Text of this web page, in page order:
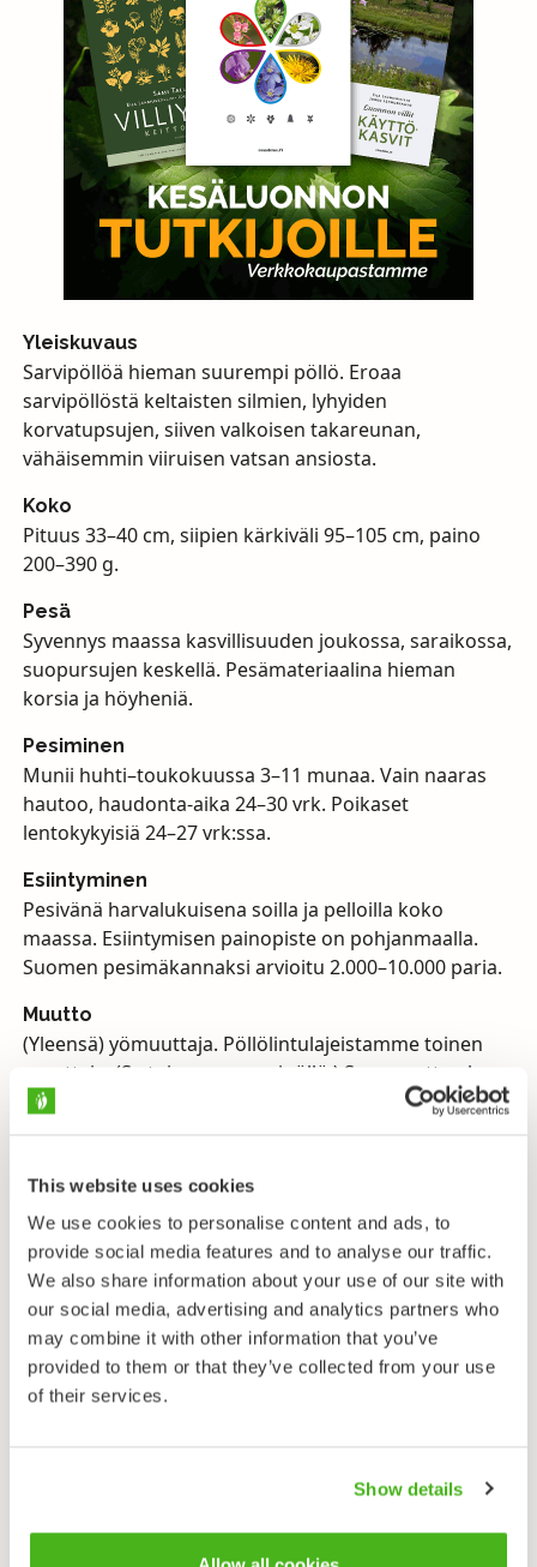
This website uses cookies
We use cookies to personalise content and ads, to
provide social media features and to analyse our traffic.
We also share information about your use of our site with
our social media, advertising and analytics partners who
may combine it with other information that you’ve
provided to them or that they’ve collected from your use
of their services.
Show details
Yleiskuvaus
Sarvipöllöä hieman suurempi pöllö. Eroaa
sarvipöllöstä keltaisten silmien, lyhyiden
korvatupsujen, siiven valkoisen takareunan,
vähäisemmin viiruisen vatsan ansiosta.
Koko
Pituus 33–40 cm, siipien kärkiväli 95–105 cm, paino
200–390 g.
Pesä
Syvennys maassa kasvillisuuden joukossa, saraikossa,
suopursujen keskellä. Pesämateriaalina hieman
korsia ja höyheniä.
Pesiminen
Munii huhti–toukokuussa 3–11 munaa. Vain naaras
hautoo, haudonta-aika 24–30 vrk. Poikaset
lentokykyisiä 24–27 vrk:ssa.
Esiintyminen
Pesivänä harvalukuisena soilla ja pelloilla koko
maassa. Esiintymisen painopiste on pohjanmaalla.
Suomen pesimäkannaksi arvioitu 2.000–10.000 paria.
Muutto
(Yleensä) yömuuttaja. Pöllölintulajeistamme toinen
muuttaja. (Se toinen on sarvipöllö.) Syysmuutto elo–
marraskuussa, paluu maalis–huhti(–touko)kuussa.
Pikkunisäkkäät.
Ääni
Soidinääntä kuvataan etäisen höyryveturin
puuskutukseksi ”up-uph-uph-up”.
Uhanalaisuus
Suopöllö on sarvipöllöä hieman suurempi pöllö, jonka
selkäpuolelta täplikkäämpi. Suopöllö eroaa